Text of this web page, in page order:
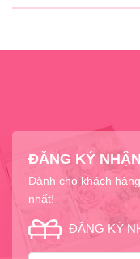
ĐĂNG KÝ
Dành cho khách
nhất!
ĐĂNG KÝ